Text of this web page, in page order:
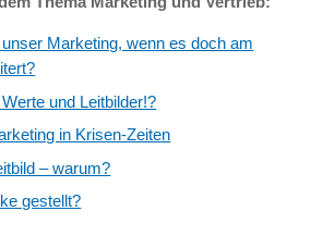
Marketing, wenn es doch am
und Leitbilder!?
in Krisen-Zeiten
– warum?
gestellt?